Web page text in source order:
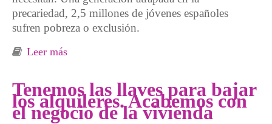
precariedad, 2,5 millones de jóvenes españoles
sufren pobreza o exclusión.
Leer más
Tenemos las llaves para bajar
los alquileres. Acabemos con
el negocio de la vivienda